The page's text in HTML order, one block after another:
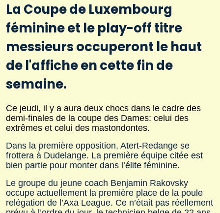
La Coupe de Luxembourg
féminine et le play-off titre
messieurs occuperont le haut
de l'affiche en cette fin de
semaine.
Ce jeudi, il y a aura deux chocs dans le cadre des
demi-finales de la coupe des Dames: celui des
extrêmes et celui des mastondontes.
Dans la première opposition, Atert-Redange se
frottera à Dudelange. La première équipe citée est
bien partie pour monter dans l’élite féminine.
Le groupe du jeune coach Benjamin Rakovsky
occupe actuellement la première place de la poule
relégation de l’Axa League. Ce n’était pas réellement